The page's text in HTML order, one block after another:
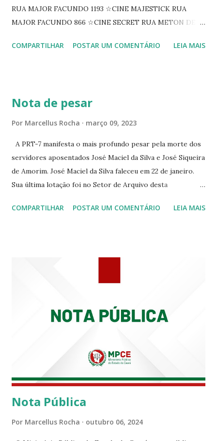
RUA MAJOR FACUNDO 1193 ☆CINE MAJESTICK RUA
MAJOR FACUNDO 866 ☆CINE SECRET RUA METON DE
PEIXOTO 1307 ☆CINE IRIS RUA FLORIANO PEIXOTO 1206
☆CINE VIP CLUBE RUA 24 DE MAIO 825 ☆CINE ECLIPSE
COMPARTILHAR POSTAR UM COMENTÁRIO LEIA MAIS
Nota de pesar
Por Marcellus Rocha março 09, 2023
A PRT-7 manifesta o mais profundo pesar pela morte dos
servidores aposentados José Maciel da Silva e José Siqueira
de Amorim. José Maciel da Silva faleceu em 22 de janeiro.
Sua última lotação foi no Setor de Arquivo desta
Siqueira Amorim faleceu em 28 de fevereiro e encerrou a
COMPARTILHAR POSTAR UM COMENTÁRIO LEIA MAIS
Nota Pública
Por Marcellus Rocha outubro 06, 2024